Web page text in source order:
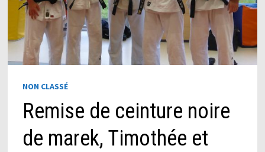
NON CLASSÉ
Remise de ceinture noire
de marek, Timothée et